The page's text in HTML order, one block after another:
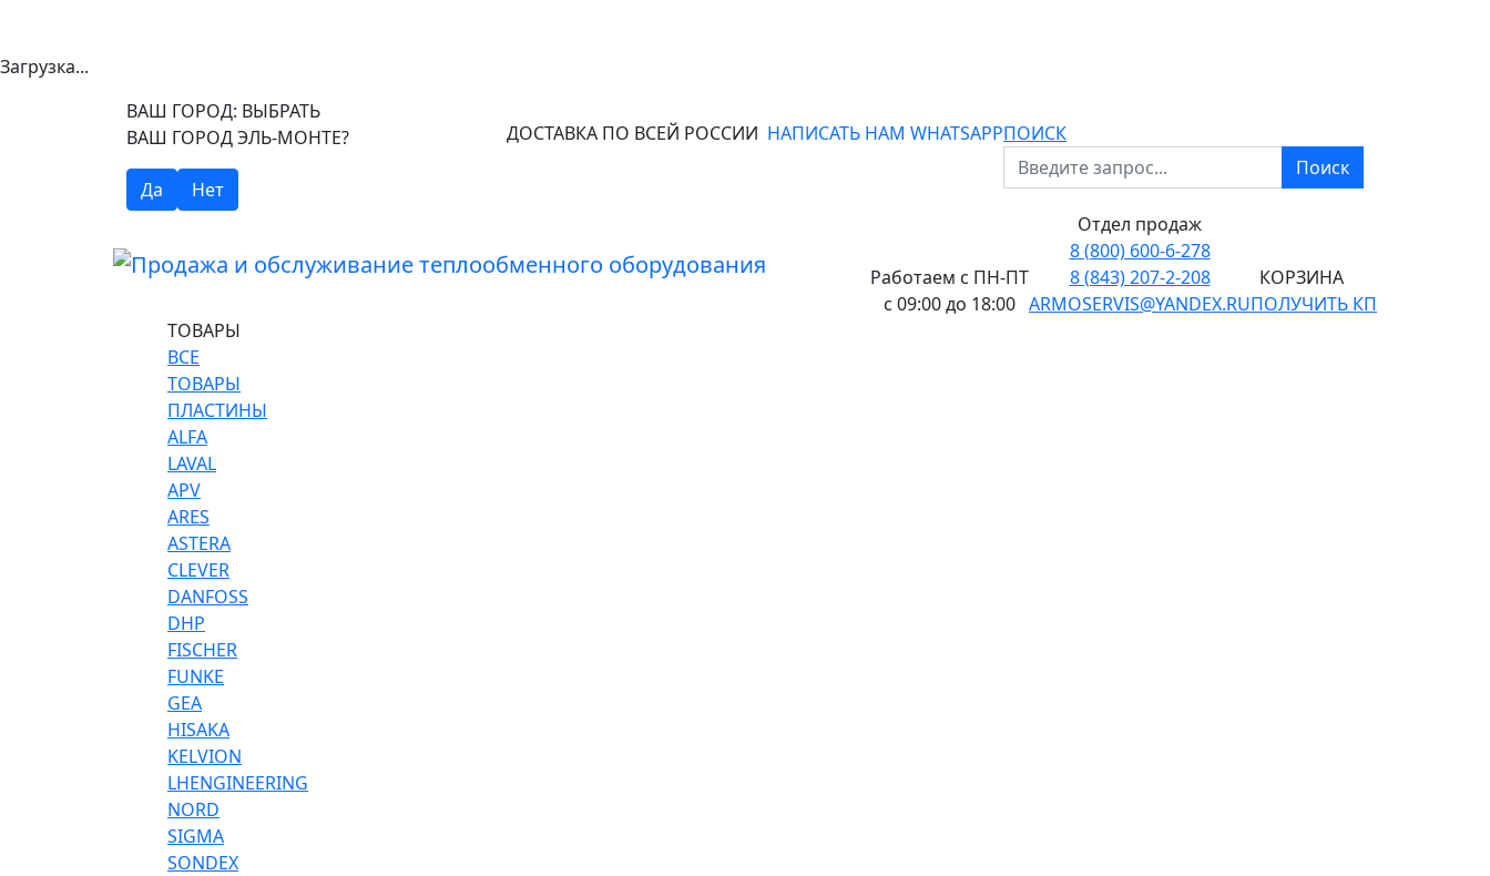
Загрузка...
ВАШ ГОРОД: ВЫБРАТЬ
ВАШ ГОРОД ЭЛЬ-МОНТЕ?
Да Нет
ДОСТАВКА ПО ВСЕЙ РОССИИ НАПИСАТЬ НАМ WHATSAPPПОИСК
Поиск
Работаем с ПН-ПТ
с 09:00 до 18:00
Отдел продаж
8 (800) 600-6-278
8 (843) 207-2-208
ARMOSERVIS@YANDEX.RU
КОРЗИНА
ПОЛУЧИТЬ КП
ТОВАРЫ
ВСЕ
ТОВАРЫ
ПЛАСТИНЫ
ALFA
LAVAL
APV
ARES
ASTERA
CLEVER
DANFOSS
DHP
FISCHER
FUNKE
GEA
HISAKA
KELVION
LHENGINEERING
NORD
SIGMA
SONDEX